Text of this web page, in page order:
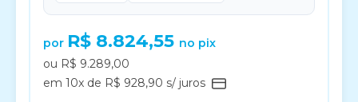
por R$ 8.824,55 no pix
ou R$ 9.289,00
em 10x de R$ 928,90 s/ juros